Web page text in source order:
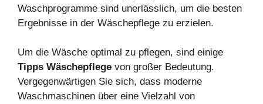
Waschprogramme sind unerlässlich, um die besten
Ergebnisse in der Wäschepflege zu erzielen.
Um die Wäsche optimal zu pflegen, sind einige
Tipps Wäschepflege von großer Bedeutung.
Vergegenwärtigen Sie sich, dass moderne
Waschmaschinen über eine Vielzahl von